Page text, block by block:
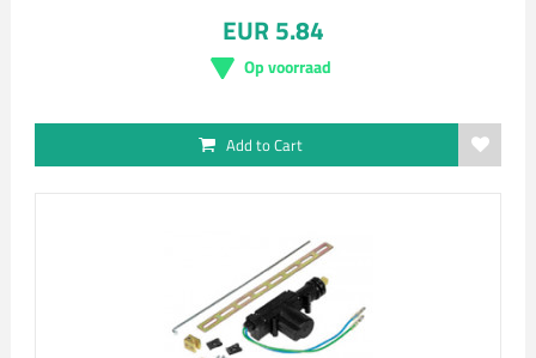
EUR 5.84
Op voorraad
Add to Cart